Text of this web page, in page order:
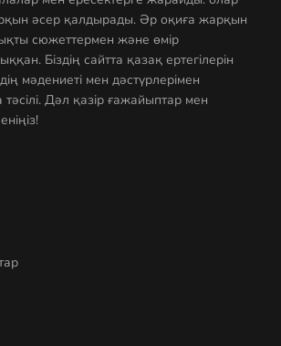
әсер қалдырады. Әр оқиға жарқын
сюжеттермен және өмір
Біздің сайтта қазақ ертегілерін
мәдениеті мен дәстүрлерімен
Дәл қазір ғажайыптар мен